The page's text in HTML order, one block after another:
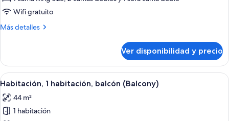
Villa,
2
(Balcony)
Wifi gratuito
Más detalles
Más
2
habitaciones,
balcón
Ver disponibilidad y precio
Ver
todas
las
fotos
Una sala moderna con sofá, una
2
Habitación, 1 habitación, balcón (Balcony)
44 m²
1 habitación